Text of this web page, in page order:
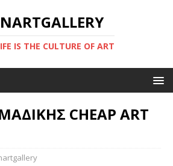
IS THE CULTURE OF ART
CHEAP ART